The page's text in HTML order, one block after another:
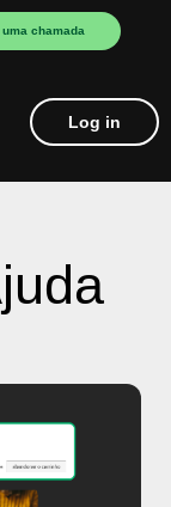
chamada
Log in